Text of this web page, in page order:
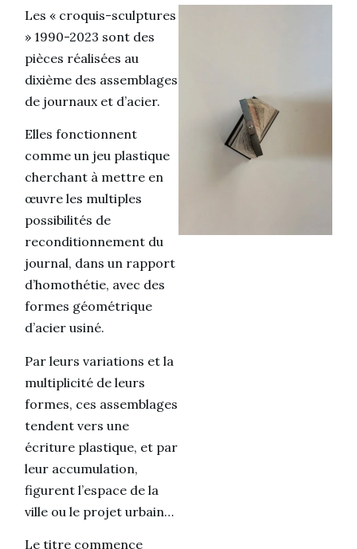
Les « croquis-sculptures
» 1990-2023 sont des
pièces réalisées au
dixième des assemblages
de journaux et d’acier.
Elles fonctionnent
comme un jeu plastique
cherchant à mettre en
œuvre les multiples
possibilités de
reconditionnement du
journal, dans un rapport
d’homothétie, avec des
formes géométrique
d’acier usiné.
Par leurs variations et la
multiplicité de leurs
formes, ces assemblages
tendent vers une
écriture plastique, et par
leur accumulation,
figurent l’espace de la
ville ou le projet urbain…
Le titre commence